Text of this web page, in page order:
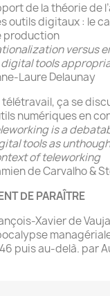
de la théorie de
outils digitaux : le
production
versus
tools
Laure Delaunay
télétravail, ça se
numériques en
is a
tools as
of teleworking
de Carvalho &
DE PARAÎTRE
Xavier de
puis au-delà. par